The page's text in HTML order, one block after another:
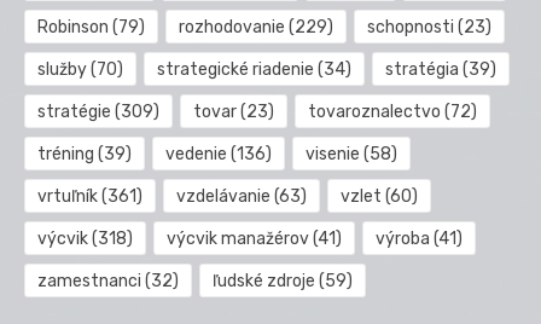
Robinson (79) rozhodovanie (229) schopnosti (23)
služby(70) strategické riadenie (34) stratégia (39)
stratégie (309) tovar(23) tovaroznalectvo (72)
tréning (39) vedenie (136) visenie (58)
vrtuľník(361) vzdelávanie (63) vzlet (60)
výcvik(318) výcvik manažérov(41) výroba (41)
zamestnanci (32) ľudské zdroje (59)